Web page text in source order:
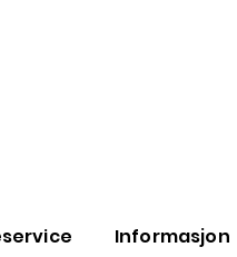
Informasjon